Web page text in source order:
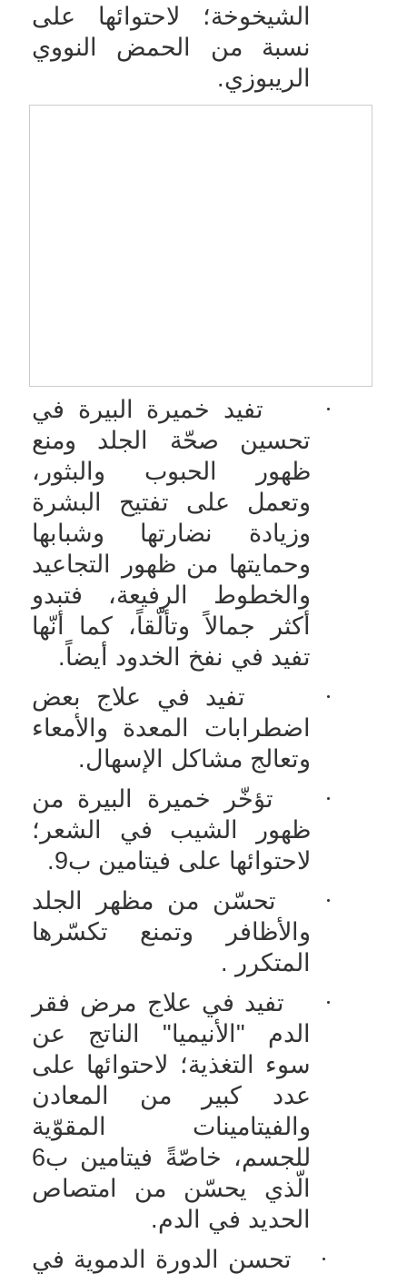
الشيخوخة؛ لاحتوائها على
نسبة من الحمض النووي
الريبوزي.
·
تفيد خميرة البيرة في
تحسين صحّة الجلد ومنع
ظهور الحبوب والبثور،
وتعمل على تفتيح البشرة
وزيادة نضارتها وشبابها
وحمايتها من ظهور التجاعيد
والخطوط الرفيعة، فتبدو
أكثر جمالاً وتألّقاً، كما أنّها
تفيد في نفخ الخدود أيضاً.
·
تفيد في علاج بعض
اضطرابات المعدة والأمعاء
وتعالج مشاكل الإسهال.
·
تؤخّر خميرة البيرة من
ظهور الشيب في الشعر؛
لاحتوائها على فيتامين ب9.
·
تحسّن من مظهر الجلد
والأظافر وتمنع تكسّرها
المتكرر .
·
تفيد في علاج مرض فقر
الدم "الأنيميا" الناتج عن
سوء التغذية؛ لاحتوائها على
عدد كبير من المعادن
والفيتامينات المقوّية
للجسم، خاصّةً فيتامين ب6
الّذي يحسّن من امتصاص
الحديد في الدم.
·
تحسن الدورة الدموية في